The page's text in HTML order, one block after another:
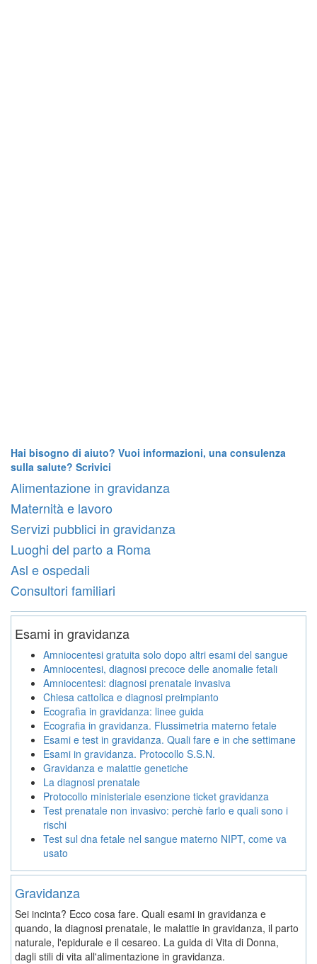
Hai bisogno di aiuto? Vuoi informazioni, una consulenza
sulla salute? Scrivici
Alimentazione in gravidanza
Maternità e lavoro
Servizi pubblici in gravidanza
Luoghi del parto a Roma
Asl e ospedali
Consultori familiari
Esami in gravidanza
Amniocentesi gratuita solo dopo altri esami del sangue
Amniocentesi, diagnosi precoce delle anomalie fetali
Amniocentesi: diagnosi prenatale invasiva
Chiesa cattolica e diagnosi preimpianto
Ecografìa in gravidanza: linee guida
Ecografia in gravidanza. Flussimetria materno fetale
Esami e test in gravidanza. Quali fare e in che settimane
Esami in gravidanza. Protocollo S.S.N.
Gravidanza e malattie genetiche
La diagnosi prenatale
Protocollo ministeriale esenzione ticket gravidanza
Test prenatale non invasivo: perchè farlo e quali sono i
rischi
Test sul dna fetale nel sangue materno NIPT, come va
usato
Gravidanza
Sei incinta? Ecco cosa fare. Quali esami in gravidanza e
quando, la diagnosi prenatale, le malattie in gravidanza, il parto
naturale, l'epidurale e il cesareo. La guida di Vita di Donna,
dagli stili di vita all'alimentazione in gravidanza.